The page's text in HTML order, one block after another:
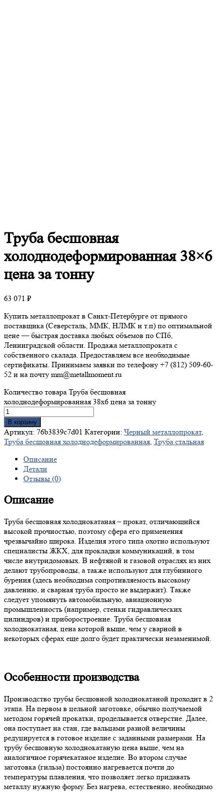
Трубабесшовная
холоднодеформированная 38×6
цена за тонну
63 071 ₽
Купить металлопрокат в Санкт-Петербурге от прямого
поставщика (Северсталь, ММК, НЛМК и т.п) по оптимальной
цене — быстрая доставка любых объемов по СПб,
Ленинградской области. Продажа металлопроката с
собственного скалада. Предоставляем все необходимые
сертификаты. Принимаем заявки по телефону +7 (812) 509-60-
52 и на почту mm@metallmoment.ru
Количество товара Труба бесшовная
холоднодеформированная 38x6 цена за тонну
В корзину
Артикул: 76b3839c7d01 Категории: Черный металлопрокат,
Труба бесшовная холоднодеформированная, Труба стальная
Описание
Детали
Отзывы (0)
Описание
Труба бесшовная холоднокатаная – прокат, отличающийся
высокой прочностью, поэтому сфера его применения
чрезвычайно широка. Изделия этого типа охотно используют
специалисты ЖКХ, для прокладки коммуникаций, в том
числе внутридомовых. В нефтяной и газовой отраслях из них
делают трубопроводы, а также используют для глубинного
бурения (здесь необходима сопротивляемость высокому
давлению, и сварная труба просто не выдержит). Также
следует упомянуть автомобильную, авиационную
промышленность (например, стенки гидравлических
цилиндров) и приборостроение. Труба бесшовная
холоднокатаная, цена которой выше, чем у сварной в
некоторых сферах еще долго будет практически незаменимой.
Особенности производства
Производство трубы бесшовной холоднокатаной проходит в 2
этапа. На первом в цельной заготовке, обычно получаемой
методом горячей прокатки, проделывается отверстие. Далее,
она поступает на стан, где вальцами разной величины
редуцируется в готовое изделие с заданными размерами. На
трубу бесшовную холоднокатаную цена выше, чем на
аналогичное горячекатаное изделие. Во втором случае
заготовка (гильза) постоянно нагревается почти до
температуры плавления, что позволяет легко придавать
металлу нужную форму. Без нагрева, естественно, необходимо